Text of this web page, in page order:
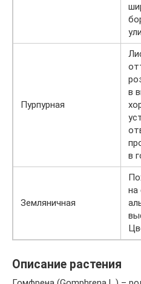
Пурпурная
в
в
Земляничная
на
Описание растения